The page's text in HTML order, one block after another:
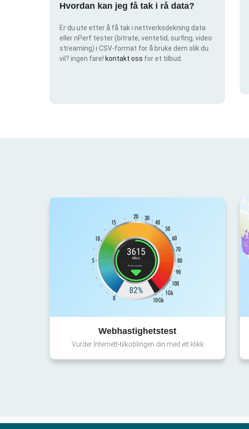
Hvordan kan jeg få tak i rå data?
Er du ute etter å få tak i nettverksdekning data
eller nPerf tester (bitrate, ventetid, surfing, video
streaming) i CSV-format for å bruke dem slik du
vil? ingen fare! kontakt oss for et tilbud.
Webhastighetstest
Vurder Internett-tilkoblingen din med ett klikk